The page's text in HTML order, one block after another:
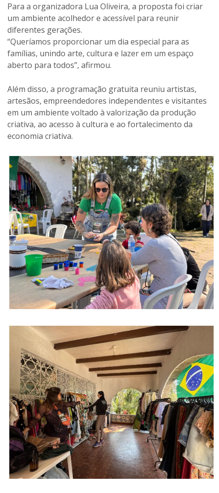
Para a organizadora Lua Oliveira, a proposta foi criar
um ambiente acolhedor e acessível para reunir
diferentes gerações.
“Queríamos proporcionar um dia especial para as
famílias, unindo arte, cultura e lazer em um espaço
aberto para todos”, afirmou.
Além disso, a programação gratuita reuniu artistas,
artesãos, empreendedores independentes e visitantes
em um ambiente voltado à valorização da produção
criativa, ao acesso à cultura e ao fortalecimento da
economia criativa.